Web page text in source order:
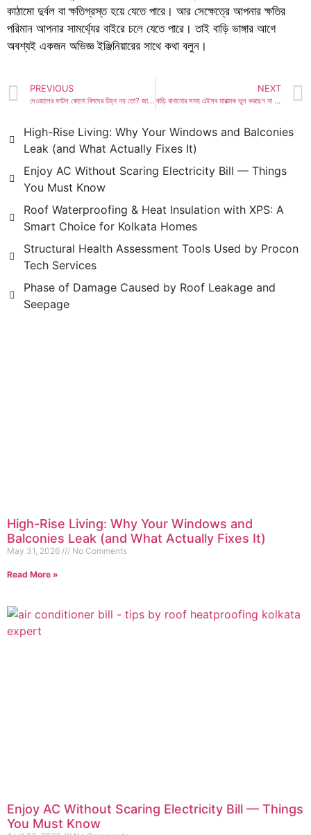
কাঠামো দুর্বল বা ক্ষতিগ্রস্ত হয়ে যেতে পারে। আর সেক্ষেত্রে আপনার ক্ষতির
পরিমান আপনার সামর্থ্যের বাইরে চলে যেতে পারে। তাই বাড়ি ভাঙ্গার আগে
অবশ্যই একজন অভিজ্ঞ ইঞ্জিনিয়ারের সাথে কথা বলুন।
PREVIOUS
দেওয়ালের ফাটল কোনো বিপদের চিহ্ন নয় তো? জানুন কারণ ও সমাধান
NEXT
বাড়ি বানানোর সময় এইসব মারাত্মক ভুল করছেন না তো?
High-Rise Living: Why Your Windows and Balconies
Leak (and What Actually Fixes It)
Enjoy AC Without Scaring Electricity Bill — Things
You Must Know
Roof Waterproofing & Heat Insulation with XPS: A
Smart Choice for Kolkata Homes
Structural Health Assessment Tools Used by Procon
Tech Services
Phase of Damage Caused by Roof Leakage and
Seepage
High-Rise Living: Why Your Windows and
Balconies Leak (and What Actually Fixes It)
May 31, 2026 No Comments
Read More »
Enjoy AC Without Scaring Electricity Bill — Things
You Must Know